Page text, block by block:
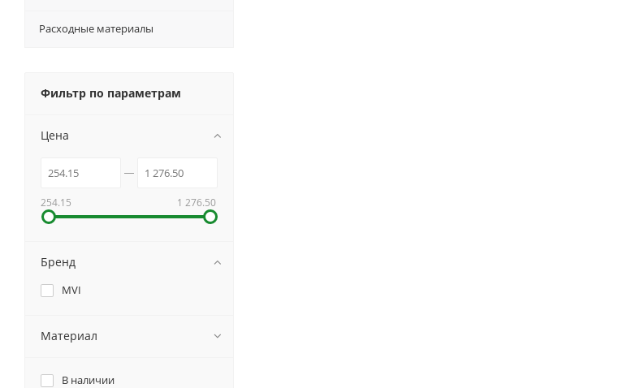
Расходные материалы
Фильтр по параметрам
Цена
254.15 1 276.50
Бренд
MVI
Материал
В наличии